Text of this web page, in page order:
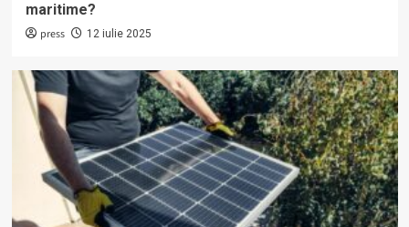
maritime?
press 12 iulie 2025